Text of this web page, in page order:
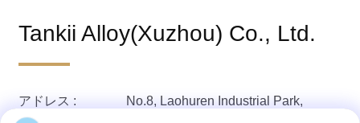
Tankii Alloy(Xuzhou) Co., Ltd.
アドレス :
No.8, Laohuren Industrial Park,